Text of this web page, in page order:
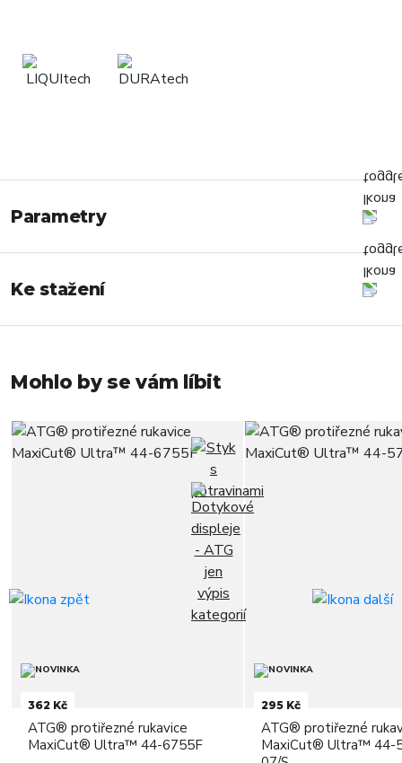
Parametry
Ke stažení
Mohlo by se vám líbit
362 Kč
ATG® protiřezné rukavice
MaxiCut® Ultra™ 44-6755F
295 Kč
ATG® protiřezné
MaxiCut® Ultra™ 44-